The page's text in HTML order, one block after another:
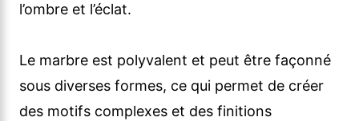
l’ombre et l’éclat.
Le marbre est polyvalent et peut être façonné
sous diverses formes, ce qui permet de créer
des motifs complexes et des finitions